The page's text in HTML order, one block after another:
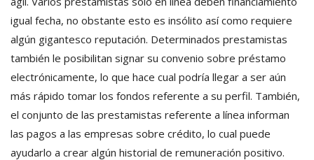
igual fecha, no obstante esto es insólito así­ como requiere
algún gigantesco reputación. Determinados prestamistas
también le posibilitan signar su convenio sobre préstamo
electrónicamente, lo que hace cual podrí­a llegar a ser aún
más rápido tomar los fondos referente a su perfil. También,
el conjunto de las prestamistas referente a línea informan
las pagos a las empresas sobre crédito, lo cual puede
ayudarlo a crear algún historial de remuneración positivo.